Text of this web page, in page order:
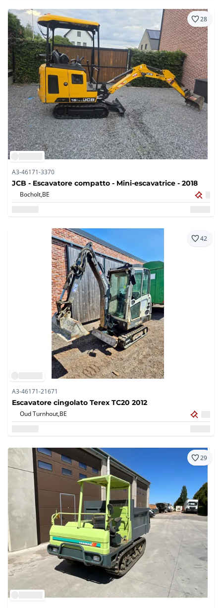
28
A3-46171-3370
JCB - Escavatore compatto - Mini-escavatrice - 2018
Bocholt,BE
42
A3-46171-21671
Escavatore cingolato Terex TC20 2012
Oud Turnhout,BE
29